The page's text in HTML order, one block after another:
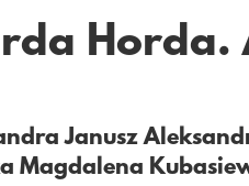
Janusz
Magdalena